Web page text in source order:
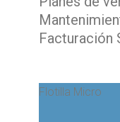
Facturación
Flotilla Micro